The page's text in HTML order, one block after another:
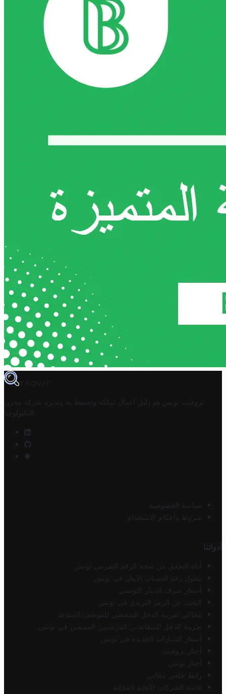
TROVIT
تروفيت تونس هو دليل أعمال تملكه وتحتفظ به وتديره
شركة مخزن
التكنولوجيا
سياسة الخصوصية
شروط وأحكام الاستخدام
أدواتنا
أداة التحقق من صحة الرقم الضريبي تونس
محول رقم الحساب الآيبان في تونس
أسعار صرف الدينار التونسي
البحث عن الرمز البريدي في تونس
محاكي ضريبة الدخل الشخصي للموظف/المتقاعد
ضريبة الدخل للمتقاعدين الفرنسيين المقيمين في تونس
أسعار السيارات الجديدة في تونس
أخبار تروفيت
أخبار تونس
رابط خلفي مجاني
قائمة الشركات الأهلية المحلية